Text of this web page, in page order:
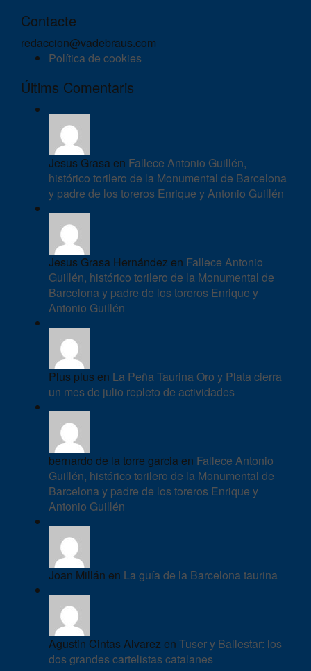
Contacte
redaccion@vadebraus.com
Política de cookies
Últims Comentaris
Jesus Grasa en Fallece Antonio Guillén,
histórico torilero de la Monumental de Barcelona
y padre de los toreros Enrique y Antonio Guillén
Jesus Grasa Hernández en Fallece Antonio
Guillén, histórico torilero de la Monumental de
Barcelona y padre de los toreros Enrique y
Antonio Guillén
Plus plus en La Peña Taurina Oro y Plata cierra
un mes de julio repleto de actividades
bernardo de la torre garcia en Fallece Antonio
Guillén, histórico torilero de la Monumental de
Barcelona y padre de los toreros Enrique y
Antonio Guillén
Joan Millán en La guía de la Barcelona taurina
Agustin Cintas Alvarez en Tuser y Ballestar: los
dos grandes cartelistas catalanes